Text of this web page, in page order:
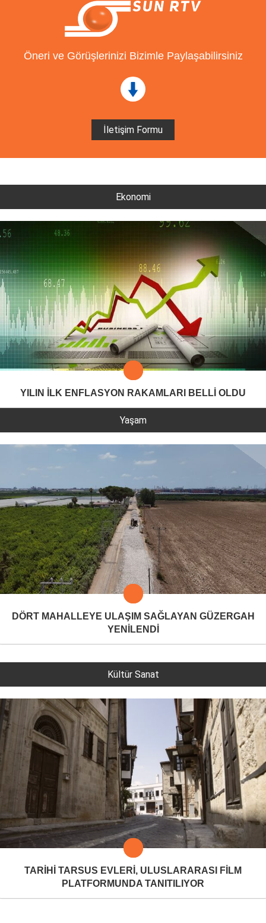
Öneri ve Görüşlerinizi Bizimle Paylaşabilirsiniz
İletişim Formu
Ekonomi
YILIN İLK ENFLASYON RAKAMLARI BELLİ OLDU
Yaşam
DÖRT MAHALLEYE ULAŞIM SAĞLAYAN GÜZERGAH
YENİLENDİ
Kültür Sanat
TARİHİ TARSUS EVLERİ, ULUSLARARASI FİLM
PLATFORMUNDA TANITILIYOR